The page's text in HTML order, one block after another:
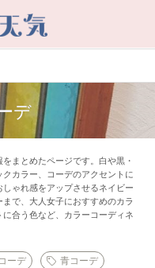
デ
まとめたページです。白や黒・
カラー、コーデのアクセントに
ゃれ感をアップさせるネイビー
で、大人女子におすすめのカラ
合う色など、カラーコーディネ
ーデ 青コーデ